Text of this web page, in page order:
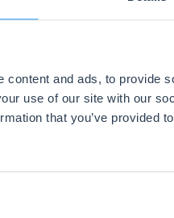
content and ads, to provide
use of our site with our
that you’ve provided
ecommerce